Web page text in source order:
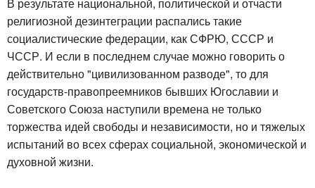
В результате национальной, политической и отчасти
религиозной дезинтеграции распались такие
социалистические федерации, как СФРЮ, СССР и
ЧССР. И если в последнем случае можно говорить о
действительно "цивилизованном разводе", то для
государств-правопреемников бывших Югославии и
Советского Союза наступили времена не только
торжества идей свободы и независимости, но и тяжелых
испытаний во всех сферах социальной, экономической и
духовной жизни.